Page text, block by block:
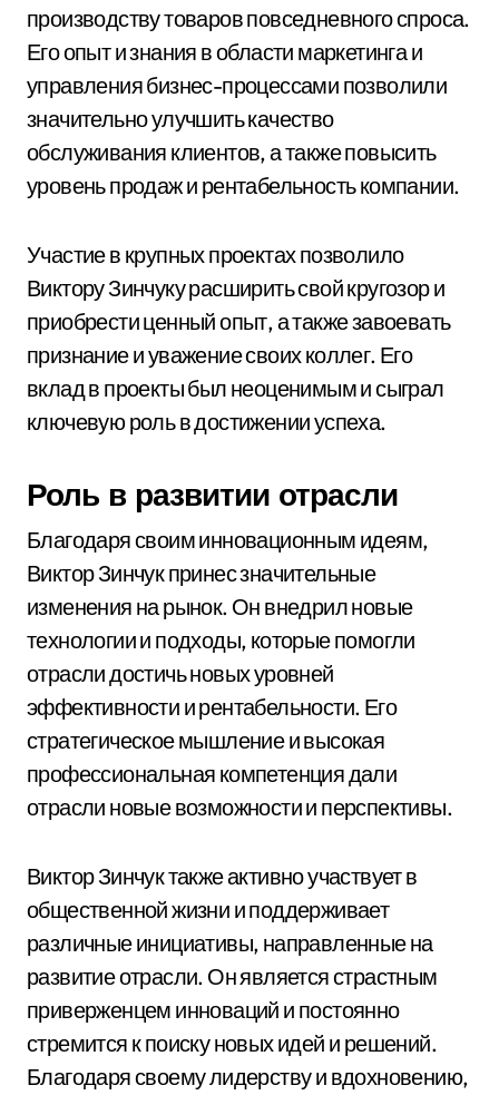
производству товаров повседневного спроса.
Его опыт и знания в области маркетинга и
управления бизнес-процессами позволили
значительно улучшить качество
обслуживания клиентов, а также повысить
уровень продаж и рентабельность компании.
Участие в крупных проектах позволило
Виктору Зинчуку расширить свой кругозор и
приобрести ценный опыт, а также завоевать
признание и уважение своих коллег. Его
вклад в проекты был неоценимым и сыграл
ключевую роль в достижении успеха.
Роль в развитии отрасли
Благодаря своим инновационным идеям,
Виктор Зинчук принес значительные
изменения на рынок. Он внедрил новые
технологии и подходы, которые помогли
отрасли достичь новых уровней
эффективности и рентабельности. Его
стратегическое мышление и высокая
профессиональная компетенция дали
отрасли новые возможности и перспективы.
Виктор Зинчук также активно участвует в
общественной жизни и поддерживает
различные инициативы, направленные на
развитие отрасли. Он является страстным
приверженцем инноваций и постоянно
стремится к поиску новых идей и решений.
Благодаря своему лидерству и вдохновению,